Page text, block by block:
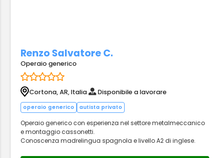
Renzo Salvatore C.
Operaio generico
Cortona, AR, Italia Disponibile a lavorare
operaio generico autista privato
Operaio generico con esperienza nel settore metalmeccanico
e montaggio cassonetti.
Conoscenza madrelingua spagnola e livello A2 di inglese.